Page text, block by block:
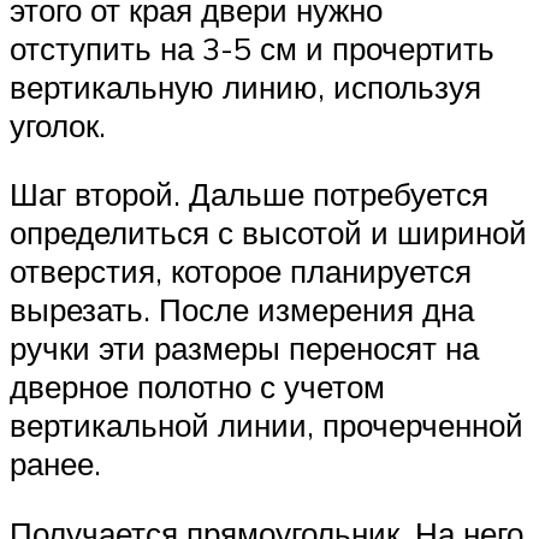
этого от края двери нужно
отступить на 3-5 см и прочертить
вертикальную линию, используя
уголок.
Шаг второй. Дальше потребуется
определиться с высотой и шириной
отверстия, которое планируется
вырезать. После измерения дна
ручки эти размеры переносят на
дверное полотно с учетом
вертикальной линии, прочерченной
ранее.